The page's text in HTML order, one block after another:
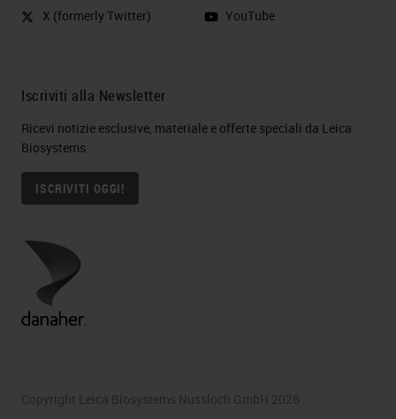
X (formerly Twitter)
YouTube
Iscriviti alla Newsletter
Ricevi notizie esclusive, materiale e offerte speciali da Leica
Biosystems
ISCRIVITI OGGI!
Copyright Leica Biosystems Nussloch GmbH 2026